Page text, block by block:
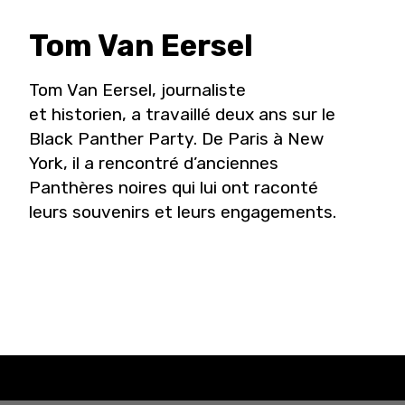
Tom Van Eersel
Tom Van Eersel, journaliste
et historien, a travaillé deux ans sur le
Black Panther Party. De Paris à New
York, il a rencontré d’anciennes
Panthères noires qui lui ont raconté
leurs souvenirs et leurs engagements.